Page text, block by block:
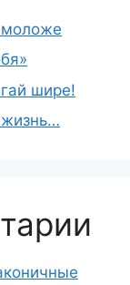
моложе
шире!